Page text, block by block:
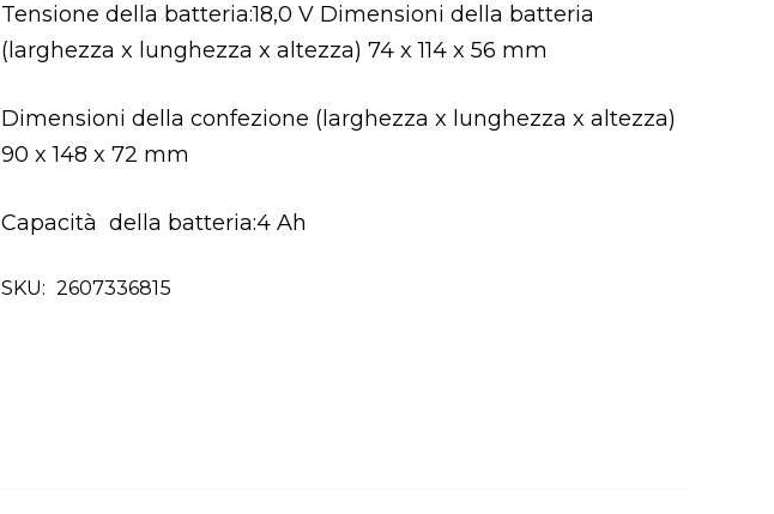
Tensione della batteria:18,0 V Dimensioni della batteria
(larghezza x lunghezza x altezza) 74 x 114 x 56 mm
Dimensioni della confezione (larghezza x lunghezza x altezza)
90 x 148 x 72 mm
Capacità della batteria:4 Ah
SKU: 2607336815